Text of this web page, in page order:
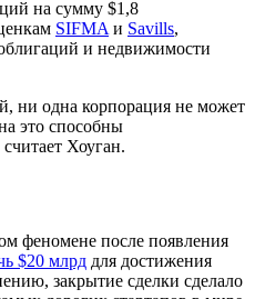
на сумму $1,8
SIFMA и Savills,
и недвижимости
ни одна корпорация не может
это способны
Хоуган.
феномене после появления
$20 млрд для достижения
закрытие сделки сделало